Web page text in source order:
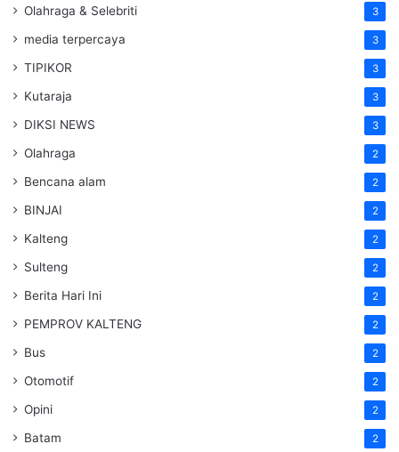
Olahraga & Selebriti 3
media terpercaya 3
TIPIKOR 3
Kutaraja 3
DIKSI NEWS 3
Olahraga 2
Bencana alam 2
BINJAI 2
Kalteng 2
Sulteng 2
Berita Hari Ini 2
PEMPROV KALTENG 2
Bus 2
Otomotif 2
Opini 2
Batam 2